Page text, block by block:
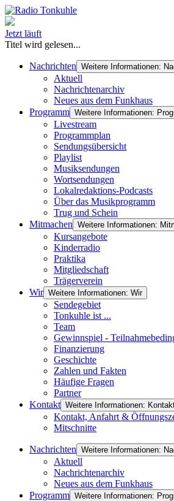
Jetzt läuft
Titel wird gelesen...
Nachrichten Weitere Informationen:
Aktuell
Nachrichtenarchiv
Neues aus dem Funkhaus
Programm Weitere Informationen:
Livestream
Programmplan
Sendungsübersicht
Playlist
Musiksendungen
Wortsendungen
Lokalredaktions-Podcasts
Über das Musikprogramm
Trug und Schein
Mitmachen Weitere Informationen:
Kursangebote
Kinderradio
Praktika
Mitgliedschaft
Trägerverein
Wir Weitere Informationen: Wir
Sendegebiet
Tonkuhle ist ...
Team
Gewinnspiel -
Finanzierung
Geschichte
Zahlen und Fakten
Häufige Fragen
Partner
Kontakt Weitere Informationen:
Kontakt, Anfahrt &
Mitschnitte
Nachrichten Weitere Informationen:
Aktuell
Nachrichtenarchiv
Neues aus dem Funkhaus
Programm Weitere Informationen: